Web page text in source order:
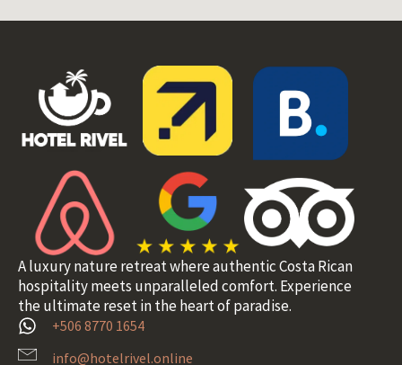
A luxury nature retreat where authentic Costa Rican
hospitality meets unparalleled comfort. Experience
the ultimate reset in the heart of paradise.
+506 8770 1654
info@hotelrivel.online